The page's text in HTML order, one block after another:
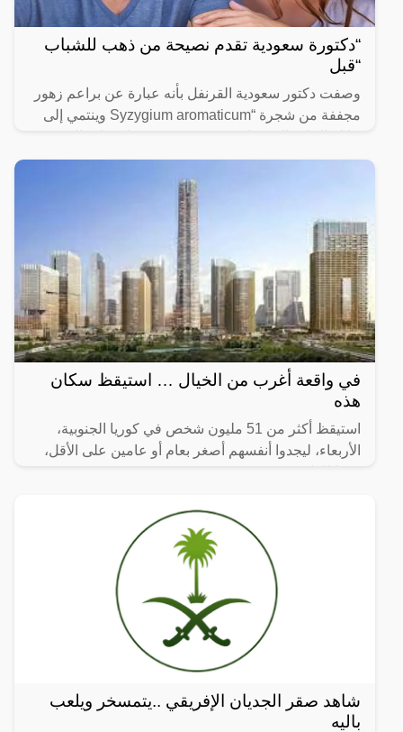
“دكتورة سعودية تقدم نصيحة من ذهب للشباب
“قبل
وصفت دكتور سعودية القرنفل بأنه عبارة عن براعم زهور
مجففة من شجرة “Syzygium aromaticum وينتمي إلى
ينمو في
في واقعة أغرب من الخيال … استيقظ سكان
هذه
استيقظ أكثر من 51 مليون شخص في كوريا الجنوبية،
الأربعاء، ليجدوا أنفسهم أصغر بعام أو عامين على الأقل،
شاهد صقر الجديان الإفريقي ..يتمسخر ويلعب
باليه